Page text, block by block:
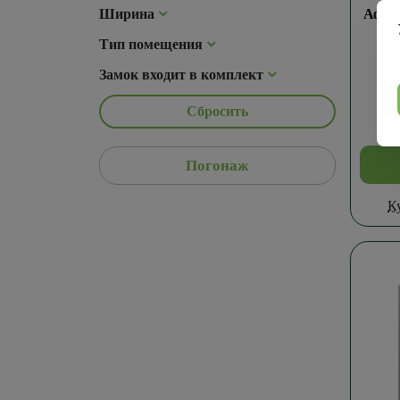
Ширина
Тип помещения
Замок входит в комплект
Сбросить
Погонаж